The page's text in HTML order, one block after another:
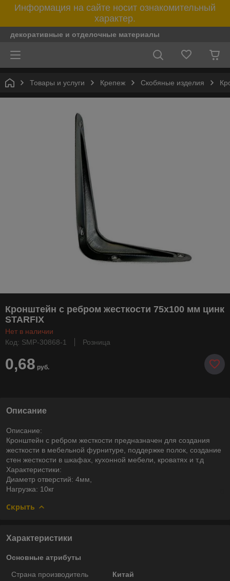
Информация на сайте носит ознакомительный
характер.
декоративные и отделочные материалы
Товары и услуги Крепеж Скобяные изделия
Кронштейн с ребром жесткости 75х100 мм цинк
STARFIX
Нет в наличии
Код: SMP-30868-1
Розница
0,68 руб.
Описание
Описание:
Кронштейн с ребром жесткости предназначен для создания
жесткости в мебельной фурнитуре, поддержке полок, создание
стен жесткости в шкафах, кухонной мебели, кроватях и т.д
Характеристики:
Диаметр отверстий: 4мм,
Нагрузка: 10кг
Скрыть
Характеристики
Основные атрибуты
Страна производитель Китай